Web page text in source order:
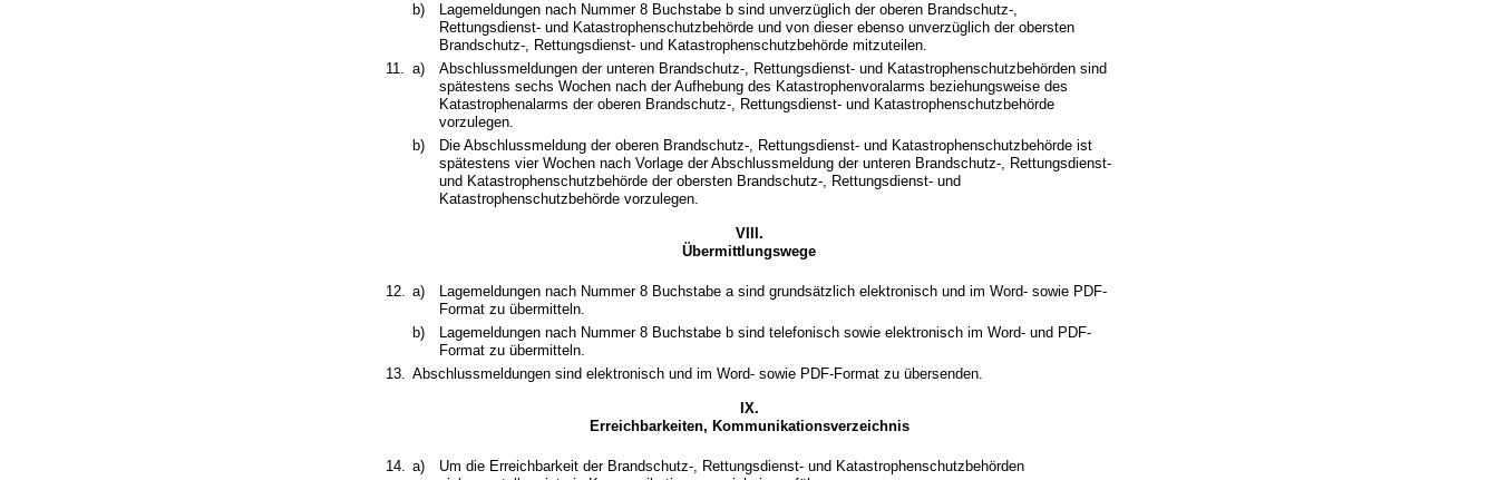
b)
Lagemeldungen nach Nummer 8 Buchstabe b sind unverzüglich der oberen Brandschutz-,
Rettungsdienst- und Katastrophenschutzbehörde und von dieser ebenso unverzüglich der obersten
Brandschutz-, Rettungsdienst- und Katastrophenschutzbehörde mitzuteilen.
11. a)
Abschlussmeldungen der unteren Brandschutz-, Rettungsdienst- und Katastrophenschutzbehörden sind
spätestens sechs Wochen nach der Aufhebung des Katastrophenvoralarms beziehungsweise des
Katastrophenalarms der oberen Brandschutz-, Rettungsdienst- und Katastrophenschutzbehörde
vorzulegen.
b)
Die Abschlussmeldung der oberen Brandschutz-, Rettungsdienst- und Katastrophenschutzbehörde ist
spätestens vier Wochen nach Vorlage der Abschlussmeldung der unteren Brandschutz-, Rettungsdienst-
und Katastrophenschutzbehörde der obersten Brandschutz-, Rettungsdienst- und
Katastrophenschutzbehörde vorzulegen.
VIII.
Übermittlungswege
12. a)
Lagemeldungen nach Nummer 8 Buchstabe a sind grundsätzlich elektronisch und im Word- sowie PDF-
Format zu übermitteln.
b)
Lagemeldungen nach Nummer 8 Buchstabe b sind telefonisch sowie elektronisch im Word- und PDF-
Format zu übermitteln.
13. Abschlussmeldungen sind elektronisch und im Word- sowie PDF-Format zu übersenden.
IX.
Erreichbarkeiten, Kommunikationsverzeichnis
14. a)
Um die Erreichbarkeit der Brandschutz-, Rettungsdienst- und Katastrophenschutzbehörden